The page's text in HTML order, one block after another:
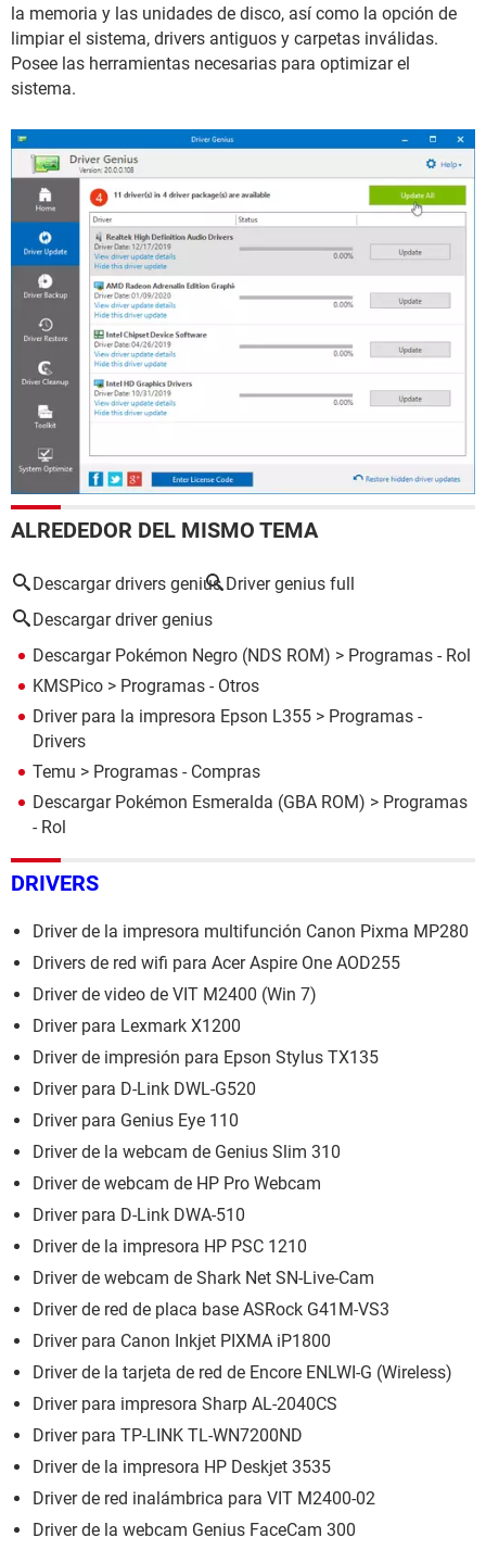
la memoria y las unidades de disco, así como la opción de
limpiar el sistema, drivers antiguos y carpetas inválidas.
Posee las herramientas necesarias para optimizar el
sistema.
ALREDEDOR DEL MISMO TEMA
Descargar drivers genius Driver genius full
Descargar driver genius
Descargar Pokémon Negro (NDS ROM) > Programas - Rol
KMSPico > Programas - Otros
Driver para la impresora Epson L355 > Programas -
Drivers
Temu > Programas - Compras
Descargar Pokémon Esmeralda (GBA ROM) > Programas
- Rol
DRIVERS
Driver de la impresora multifunción Canon Pixma MP280
Drivers de red wifi para Acer Aspire One AOD255
Driver de video de VIT M2400 (Win 7)
Driver para Lexmark X1200
Driver de impresión para Epson Stylus TX135
Driver para D-Link DWL-G520
Driver para Genius Eye 110
Driver de la webcam de Genius Slim 310
Driver de webcam de HP Pro Webcam
Driver para D-Link DWA-510
Driver de la impresora HP PSC 1210
Driver de webcam de Shark Net SN-Live-Cam
Driver de red de placa base ASRock G41M-VS3
Driver para Canon Inkjet PIXMA iP1800
Driver de la tarjeta de red de Encore ENLWI-G (Wireless)
Driver para impresora Sharp AL-2040CS
Driver para TP-LINK TL-WN7200ND
Driver de la impresora HP Deskjet 3535
Driver de red inalámbrica para VIT M2400-02
Driver de la webcam Genius FaceCam 300